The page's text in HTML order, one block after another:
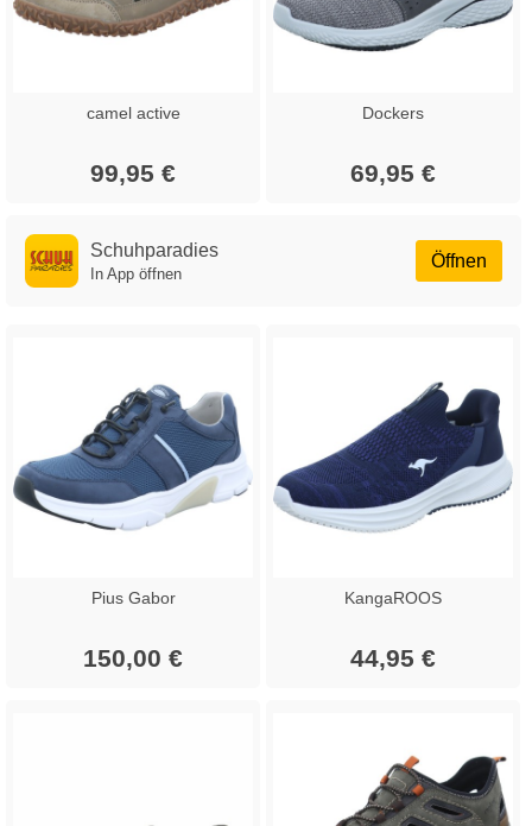
camel active
99,95 €
Dockers
69,95 €
Öffnen
Schuhparadies
In App öffnen
Pius Gabor
150,00 €
KangaROOS
44,95 €